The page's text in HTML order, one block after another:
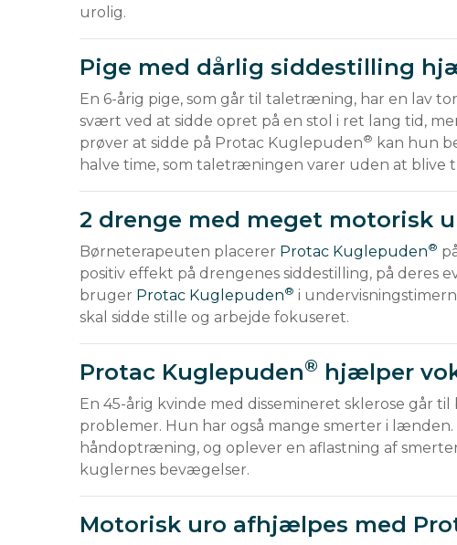
urolig.
Pige med dårlig siddestilling
En 6-årig pige, som går til taletræning, har en lav
svært ved at sidde opret på en stol i ret lang tid,
prøver at sidde på Protac Kuglepuden® kan hun
halve time, som taletræningen varer uden at blive
2 drenge med meget motorisk
Børneterapeuten placerer Protac Kuglepuden®
positiv effekt på drengenes siddestilling, på deres
bruger Protac Kuglepuden® i
skal sidde stille og arbejde fokuseret.
Protac Kuglepuden® hjælper
En 45-årig kvinde med dissemineret sklerose går
problemer. Hun har også mange smerter i
håndoptræning, og oplever en aflastning af
kuglernes bevægelser.
Motorisk uro afhjælpes med